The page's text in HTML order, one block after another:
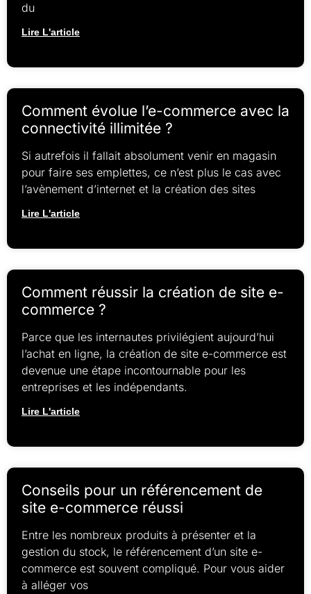
du
Lire L'article
Comment évolue l’e-commerce avec la
connectivité illimitée ?
Si autrefois il fallait absolument venir en magasin
pour faire ses emplettes, ce n’est plus le cas avec
l’avènement d’internet et la création des sites
Lire L'article
Comment réussir la création de site e-
commerce ?
Parce que les internautes privilégient aujourd’hui
l’achat en ligne, la création de site e-commerce est
devenue une étape incontournable pour les
entreprises et les indépendants.
Lire L'article
Conseils pour un référencement de
site e-commerce réussi
Entre les nombreux produits à présenter et la
gestion du stock, le référencement d’un site e-
commerce est souvent compliqué. Pour vous aider
à alléger vos